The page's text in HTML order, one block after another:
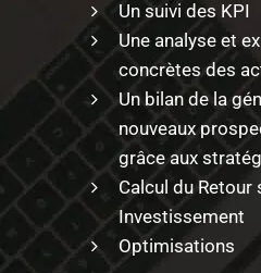
Un suivi des KPI
Une analyse et
concrètes des
Un bilan de la
nouveaux
grâce aux
Calcul du Retour
Investissement
Optimisations